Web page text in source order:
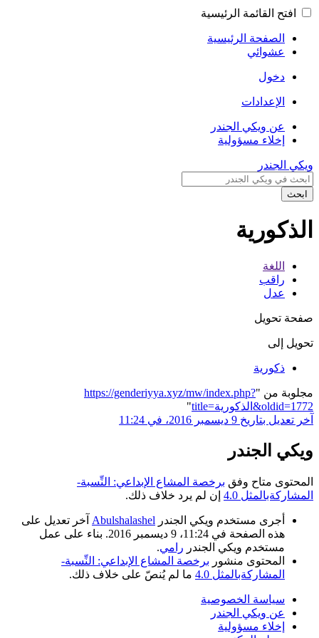
افتح القائمة الرئيسية
الصفحة الرئيسية
عشوائي
دخول
الإعدادات
عن ويكي الجندر
إخلاء مسؤولية
ويكي الجندر
ابحث
الذكورية
اللغة
راقب
عدل
صفحة تحويل
تحويل إلى
ذكورية
مجلوبة من "https://genderiyya.xyz/mw/index.php?
title=الذكورية&oldid=1772
"
آخر تعديل بتاريخ 9 ديسمبر 2016، في 11:24
ويكي الجندر
المحتوى متاح وفق برخصة المشاع الإبداعي: النِّسبة-
المشاركةبالمثل 4.0
إن لم يرد خلاف ذلك.
أجرى مستخدم ويكي الجندر Abulshalashel آخر تعديل على
هذه الصفحة في 11:24، 9 ديسمبر 2016. بناء على عمل
مستخدم ويكي الجندر رامي.
المحتوى منشور برخصة المشاع الإبداعي: النِّسبة-
المشاركةبالمثل 4.0
ما لم يُنصّ على خلاف ذلك.
سياسة الخصوصية
عن ويكي الجندر
إخلاء مسؤولية